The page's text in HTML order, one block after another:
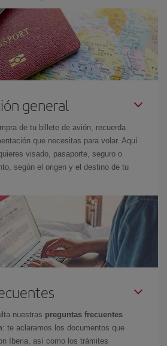
general
de tu billete de avión, recuerda
que necesitas para volar. Aquí
visado, pasaporte, seguro o
según el origen y el destino de tu
nuestras preguntas frecuentes
: te aclaramos los documentos que
Iberia, así como los trámites